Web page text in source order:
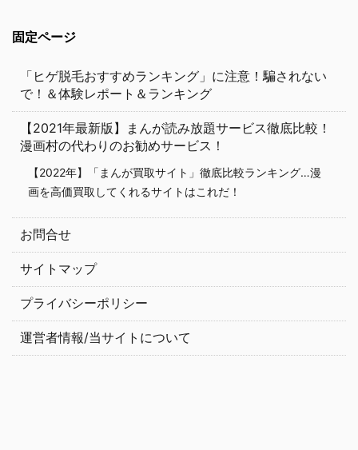
固定ページ
「ヒゲ脱毛おすすめランキング」に注意！騙されない
で！＆体験レポート＆ランキング
【2021年最新版】まんが読み放題サービス徹底比較！
漫画村の代わりのお勧めサービス！
【2022年】「まんが買取サイト」徹底比較ランキング…漫
画を高価買取してくれるサイトはこれだ！
お問合せ
サイトマップ
プライバシーポリシー
運営者情報/当サイトについて